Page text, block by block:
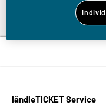
ländleTICKET Service